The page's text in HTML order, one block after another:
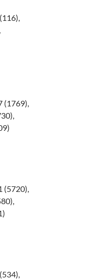
(1769),
(5720),